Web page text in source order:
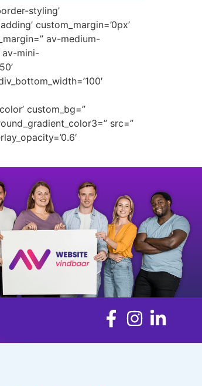
styling’
custom_margin=’0px’
av-medium-
av-mini-
custom_bg=”
src=”